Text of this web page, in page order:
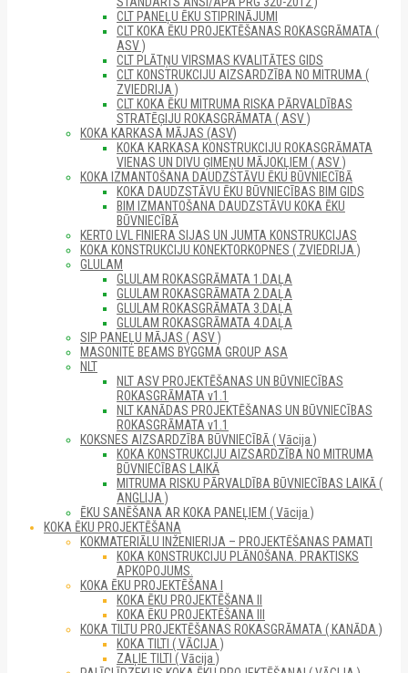
CLT PANEĻU ĒKU STIPRINĀJUMI
CLT KOKA ĒKU PROJEKTĒŠANAS ROKASGRĀMATA (
ASV )
CLT PLĀTŅU VIRSMAS KVALITĀTES GIDS
CLT KONSTRUKCIJU AIZSARDZĪBA NO MITRUMA (
ZVIEDRIJA )
CLT KOKA ĒKU MITRUMA RISKA PĀRVALDĪBAS
STRATĒĢIJU ROKASGRĀMATA ( ASV )
KOKA KARKASA MĀJAS (ASV)
KOKA KARKASA KONSTRUKCIJU ROKASGRĀMATA
VIENAS UN DIVU ĢIMEŅU MĀJOKĻIEM ( ASV )
KOKA IZMANTOŠANA DAUDZSTĀVU ĒKU BŪVNIECĪBĀ
KOKA DAUDZSTĀVU ĒKU BŪVNIECĪBAS BIM GIDS
BIM IZMANTOŠANA DAUDZSTĀVU KOKA ĒKU
BŪVNIECĪBĀ
KERTO LVL FINIERA SIJAS UN JUMTA KONSTRUKCIJAS
KOKA KONSTRUKCIJU KONEKTORKOPNES ( ZVIEDRIJA )
GLULAM
GLULAM ROKASGRĀMATA 1.DAĻA
GLULAM ROKASGRĀMATA 2.DAĻA
GLULAM ROKASGRĀMATA 3.DAĻA
GLULAM ROKASGRĀMATA 4.DAĻA
SIP PANEĻU MĀJAS ( ASV )
MASONITE BEAMS BYGGMA GROUP ASA
NLT
NLT ASV PROJEKTĒŠANAS UN BŪVNIECĪBAS
ROKASGRĀMATA v1.1
NLT KANĀDAS PROJEKTĒŠANAS UN BŪVNIECĪBAS
ROKASGRĀMATA v1.1
KOKSNES AIZSARDZĪBA BŪVNIECĪBĀ ( Vācija )
KOKA KONSTRUKCIJU AIZSARDZĪBA NO MITRUMA
BŪVNIECĪBAS LAIKĀ
MITRUMA RISKU PĀRVALDĪBA BŪVNIECĪBAS LAIKĀ (
ANGLIJA )
ĒKU SANĒŠANA AR KOKA PANEĻIEM ( Vācija )
KOKA ĒKU PROJEKTĒŠANA
KOKMATERIĀLU INŽENIERIJA – PROJEKTĒŠANAS PAMATI
KOKA KONSTRUKCIJU PLĀNOŠANA. PRAKTISKS
APKOPOJUMS.
KOKA ĒKU PROJEKTĒŠANA I
KOKA ĒKU PROJEKTĒŠANA II
KOKA ĒKU PROJEKTĒŠANA III
KOKA TILTU PROJEKTĒŠANAS ROKASGRĀMATA ( KANĀDA )
KOKA TILTI ( VĀCIJA )
ZAĻIE TILTI ( Vācija )